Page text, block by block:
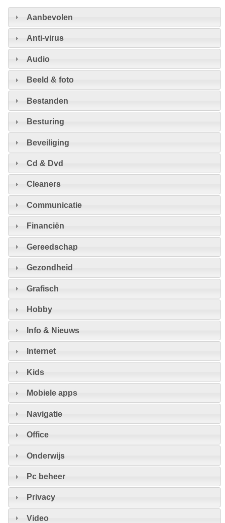
Aanbevolen
Anti-virus
Audio
Beeld & foto
Bestanden
Besturing
Beveiliging
Cd & Dvd
Cleaners
Communicatie
Financiën
Gereedschap
Gezondheid
Grafisch
Hobby
Info & Nieuws
Internet
Kids
Mobiele apps
Navigatie
Office
Onderwijs
Pc beheer
Privacy
Video